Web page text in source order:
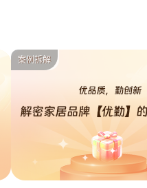
案例拆解